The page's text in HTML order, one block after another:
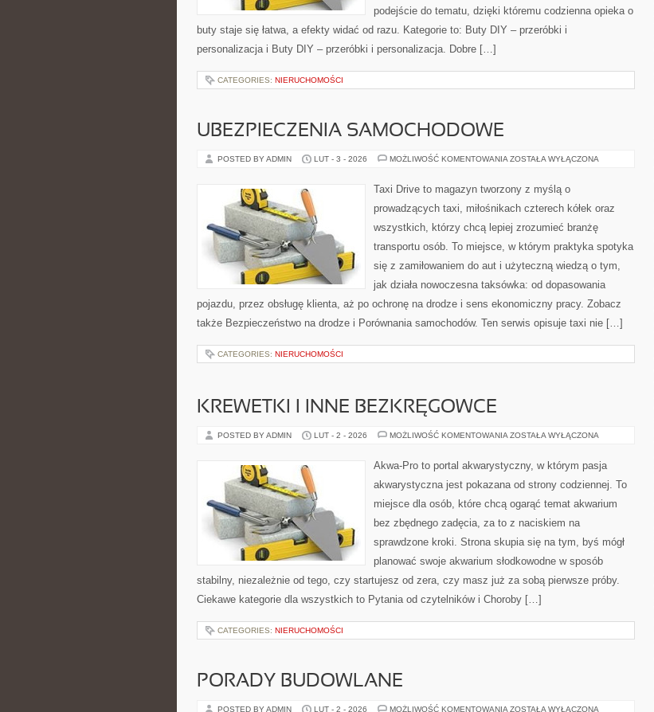
podejście do tematu, dzięki któremu codzienna opieka o
buty staje się łatwa, a efekty widać od razu. Kategorie to: Buty DIY – przeróbki i
personalizacja i Buty DIY – przeróbki i personalizacja. Dobre […]
CATEGORIES: NIERUCHOMOŚCI
UBEZPIECZENIA SAMOCHODOWE
POSTED BY ADMIN LUT - 3 - 2026 MOŻLIWOŚĆ KOMENTOWANIA UBEZPIECZENIA
ZOSTAŁA WYŁĄCZONA
Taxi Drive to magazyn tworzony z myślą o
prowadzących taxi, miłośnikach czterech kółek oraz
wszystkich, którzy chcą lepiej zrozumieć branżę
transportu osób. To miejsce, w którym praktyka spotyka
się z zamiłowaniem do aut i użyteczną wiedzą o tym,
jak działa nowoczesna taksówka: od dopasowania
pojazdu, przez obsługę klienta, aż po ochronę na drodze i sens ekonomiczny pracy. Zobacz
także Bezpieczeństwo na drodze i Porównania samochodów. Ten serwis opisuje taxi nie […]
CATEGORIES: NIERUCHOMOŚCI
KREWETKI I INNE BEZKRĘGOWCE
POSTED BY ADMIN LUT - 2 - 2026 MOŻLIWOŚĆ KOMENTOWANIA KREWETKI
BEZKRĘGOWCE
ZOSTAŁA WYŁĄCZONA
Akwa-Pro to portal akwarystyczny, w którym pasja
akwarystyczna jest pokazana od strony codziennej. To
miejsce dla osób, które chcą ogarąć temat akwarium
bez zbędnego zadęcia, za to z naciskiem na
sprawdzone kroki. Strona skupia się na tym, byś mógł
planować swoje akwarium słodkowodne w sposób
stabilny, niezależnie od tego, czy startujesz od zera, czy masz już za sobą pierwsze próby.
Ciekawe kategorie dla wszystkich to Pytania od czytelników i Choroby […]
CATEGORIES: NIERUCHOMOŚCI
PORADY BUDOWLANE
POSTED BY ADMIN LUT - 2 - 2026 MOŻLIWOŚĆ KOMENTOWANIA PORADY
ZOSTAŁA WYŁĄCZONA